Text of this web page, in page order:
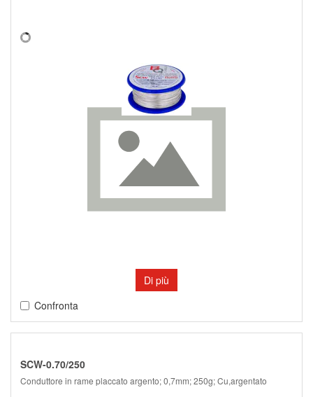
Di più
Confronta
SCW-0.70/250
Conduttore in rame placcato argento; 0,7mm; 250g; Cu,argentato